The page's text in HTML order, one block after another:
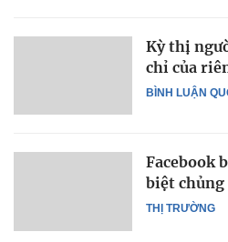
BÌNH LUẬN
Kỳ thị
chỉ của
THỊ TRƯỜNG
Facebook
biệt chủng